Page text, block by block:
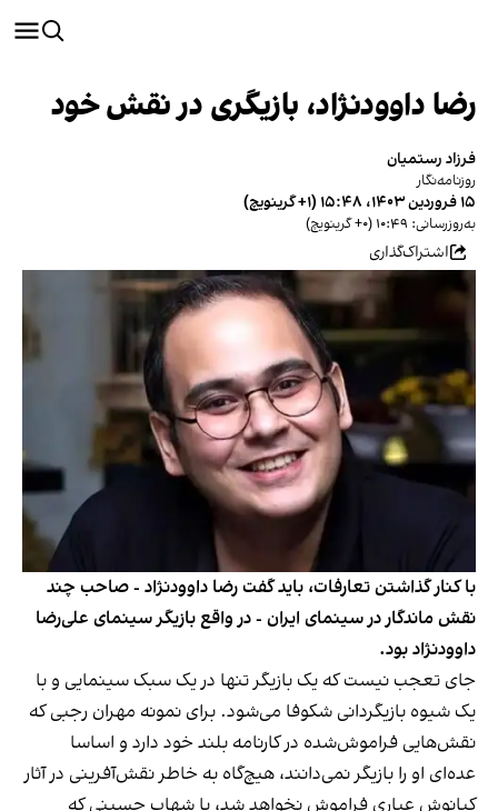
رضا داوودنژاد، بازیگری در نقش خود
فرزاد رستمیان
روزنامه‌نگار
۱۵ فروردین ۱۴۰۳، ۱۵:۴۸ (‎+۱ گرینویچ)
به‌روزرسانی: ۱۰:۴۹ (‎+۰ گرینویچ)
اشتراک‌گذاری
با کنار گذاشتن تعارفات، باید گفت رضا داوودنژاد - صاحب چند
نقش ماندگار در سینمای ایران - در واقع بازیگر سینمای علی‌رضا
داوودنژاد بود.
جای تعجب نیست که یک بازیگر تنها در یک سبک سینمایی و با
یک شیوه بازیگردانی شکوفا می‌شود. برای نمونه مهران رجبی که
نقش‌هایی فراموش‌شده در کارنامه بلند خود دارد و اساسا
عده‌ای او را بازیگر نمی‌دانند، هیچ‌گاه به خاطر نقش‌آفرینی در آثار
کیانوش عیاری فراموش نخواهد شد، یا شهاب حسینی که